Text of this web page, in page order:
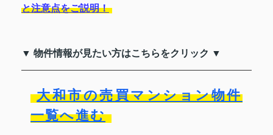
と注意点をご説明！
▼ 物件情報が見たい方はこちらをクリック ▼
大和市の売買マンション物件
一覧へ進む